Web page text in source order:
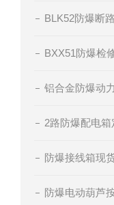
BLK52防爆断
BXX51防爆检
铝合金防爆动
2路防爆配电箱
防爆接线箱现
防爆电动葫芦